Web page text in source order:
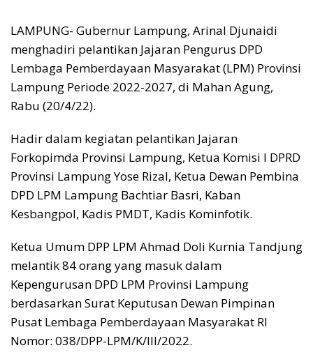
LAMPUNG- Gubernur Lampung, Arinal Djunaidi
menghadiri pelantikan Jajaran Pengurus DPD
Lembaga Pemberdayaan Masyarakat (LPM) Provinsi
Lampung Periode 2022-2027, di Mahan Agung,
Rabu (20/4/22).
Hadir dalam kegiatan pelantikan Jajaran
Forkopimda Provinsi Lampung, Ketua Komisi I DPRD
Provinsi Lampung Yose Rizal, Ketua Dewan Pembina
DPD LPM Lampung Bachtiar Basri, Kaban
Kesbangpol, Kadis PMDT, Kadis Kominfotik.
Ketua Umum DPP LPM Ahmad Doli Kurnia Tandjung
melantik 84 orang yang masuk dalam
Kepengurusan DPD LPM Provinsi Lampung
berdasarkan Surat Keputusan Dewan Pimpinan
Pusat Lembaga Pemberdayaan Masyarakat RI
Nomor: 038/DPP-LPM/K/III/2022.